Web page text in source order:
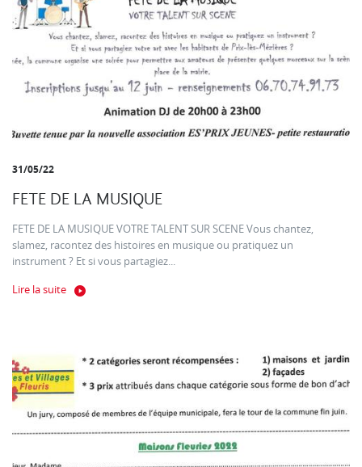
31/05/22
FETE DE LA MUSIQUE
FETE DE LA MUSIQUE VOTRE TALENT SUR SCENE Vous chantez,
slamez, racontez des histoires en musique ou pratiquez un
instrument ? Et si vous partagiez...
Lire la suite